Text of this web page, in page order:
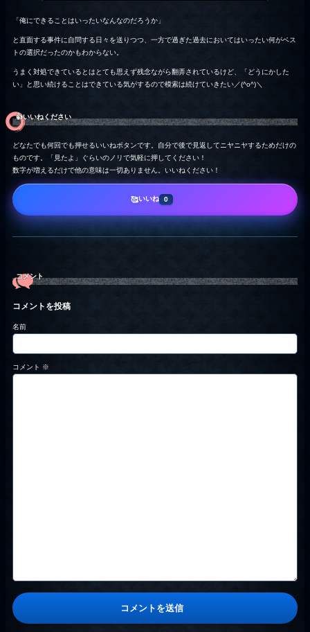
「俺にできることはいったいなんなのだろうか」
と直面する事件に自問する日々を送りつつ、一方で過ぎた過去においてはいったい何がベス
トの選択だったのかもわからない。
うまく対処できているとはとても思えず残念ながら翻弄されているけど、「どうにかした
い」と思い続けることはできている気がするので模索は続けていきたい／(^o^)＼
👍️いいねください
どなたでも何回でも押せるいいねボタンです。自分で後で見返してニヤニヤするためだけの
ものです。「見たよ」ぐらいのノリで気軽に押してください！
数字が増えるだけで他の意味は一切ありません。いいねください！
🥰いいね 0
コメント
コメントを投稿
名前
コメント ※